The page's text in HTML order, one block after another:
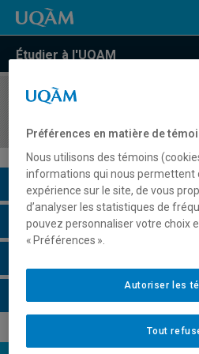
Étudier à l'UQAM
COURS//
Description du cours
Horaire - Été 2026
Préférences en matière de
Nous utilisons des témoins
informations qui nous permettent
expérience sur le site, de vous
d’analyser les statistiques de
pouvez personnaliser votre choix
« Préférences ».
Tout
Autoriser les